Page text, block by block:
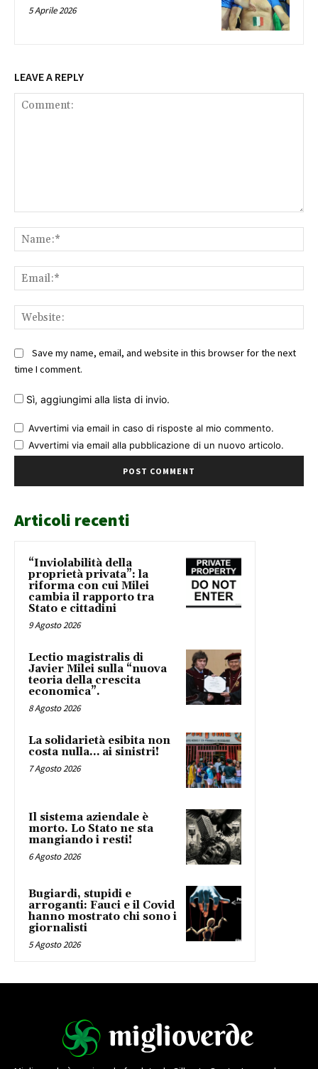
5 Aprile 2026
LEAVE A REPLY
Save my name, email, and website in this browser for the next
time I comment.
Sì, aggiungimi alla lista di invio.
Avvertimi via email in caso di risposte al mio commento.
Avvertimi via email alla pubblicazione di un nuovo articolo.
Articoli recenti
“Inviolabilità della
proprietà privata”: la
riforma con cui Milei
cambia il rapporto tra
Stato e cittadini
9 Agosto 2026
Lectio magistralis di
Javier Milei sulla “nuova
teoria della crescita
economica”.
8 Agosto 2026
La solidarietà esibita non
costa nulla… ai sinistri!
7 Agosto 2026
Il sistema aziendale è
morto. Lo Stato ne sta
mangiando i resti!
6 Agosto 2026
Bugiardi, stupidi e
arroganti: Fauci e il Covid
hanno mostrato chi sono i
giornalisti
5 Agosto 2026